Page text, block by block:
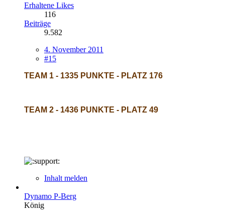
Erhaltene Likes
116
Beiträge
9.582
4. November 2011
#15
TEAM 1 - 1335 PUNKTE - PLATZ 176
TEAM 2 - 1436 PUNKTE - PLATZ 49
Inhalt melden
Dynamo P-Berg
König